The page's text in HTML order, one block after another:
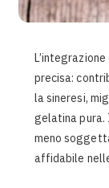
precisa:
la sineresi,
gelatina pura.
meno
affidabile